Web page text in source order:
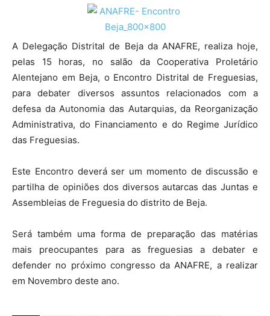
A Delegação Distrital de Beja da ANAFRE, realiza hoje,
pelas 15 horas, no salão da Cooperativa Proletário
Alentejano em Beja, o Encontro Distrital de Freguesias,
para debater diversos assuntos relacionados com a
defesa da Autonomia das Autarquias, da Reorganização
Administrativa, do Financiamento e do Regime Jurídico
das Freguesias.
Este Encontro deverá ser um momento de discussão e
partilha de opiniões dos diversos autarcas das Juntas e
Assembleias de Freguesia do distrito de Beja.
Será também uma forma de preparação das matérias
mais preocupantes para as freguesias a debater e
defender no próximo congresso da ANAFRE, a realizar
em Novembro deste ano.